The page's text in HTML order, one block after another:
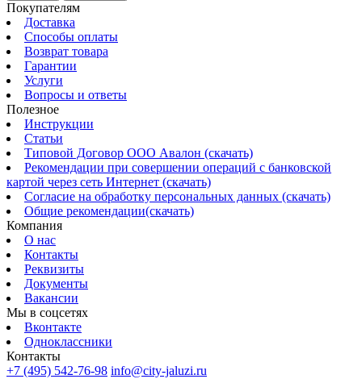
Покупателям
Доставка
Способы оплаты
Возврат товара
Гарантии
Услуги
Вопросы и ответы
Полезное
Инструкции
Статьи
Типовой Договор ООО Авалон (скачать)
Рекомендации при совершении операций с банковской
картой через сеть Интернет (скачать)
Согласие на обработку персональных данных (скачать)
Общие рекомендации(скачать)
Компания
О нас
Контакты
Реквизиты
Документы
Вакансии
Мы в соцсетях
Вконтакте
Одноклассники
Контакты
+7 (495) 542-76-98 info@city-jaluzi.ru